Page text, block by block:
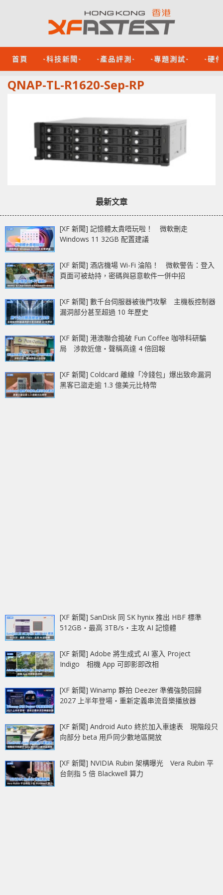
首頁 -科技新聞- -產品評測- -專題測試- -硬
QNAP-TL-R1620-Sep-RP
最新文章
[XF 新聞] 記憶體太貴唔玩啦！ 微軟刪走
Windows 11 32GB 配置建議
[XF 新聞] 酒店機場 Wi-Fi 淪陷！ 微軟警告：登入
頁面可被劫持，密碼與惡意軟件一併中招
[XF 新聞] 數千台伺服器被後門攻擊 主機板控制器
漏洞部分甚至超過 10 年歷史
[XF 新聞] 港澳聯合搗破 Fun Coffee 咖啡科研騙
局 涉款近億‧聲稱高達 4 倍回報
[XF 新聞] Coldcard 離線「冷錢包」爆出致命漏洞
黑客已盜走逾 1.3 億美元比特幣
[XF 新聞] SanDisk 同 SK hynix 推出 HBF 標準
512GB‧最高 3TB/s‧主攻 AI 記憶體
[XF 新聞] Adobe 將生成式 AI 塞入 Project
Indigo 相機 App 可即影即改相
[XF 新聞] Winamp 夥拍 Deezer 準備強勢回歸
2027 上半年登場‧重新定義串流音樂播放器
[XF 新聞] Android Auto 終於加入車速表 現階段只
向部分 beta 用戶同少數地區開放
[XF 新聞] NVIDIA Rubin 架構曝光 Vera Rubin 平
台劍指 5 倍 Blackwell 算力